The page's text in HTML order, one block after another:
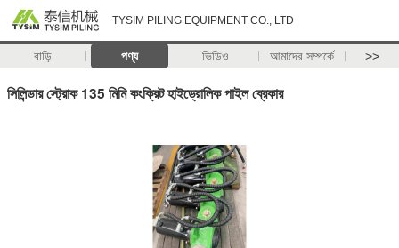
TYSIM PILING EQUIPMENT CO., LTD
বাড়ি পণ্য ভিডিও আমাদের সম্পর্কে >>
সিলিন্ডার স্ট্রোক 135 মিমি কংক্রিট হাইড্রোলিক পাইল ব্রেকার